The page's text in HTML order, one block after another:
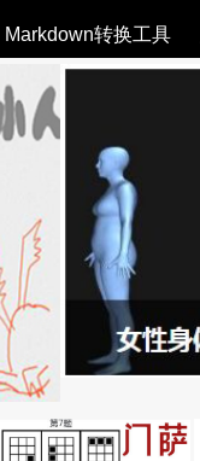
Markdown转换工具